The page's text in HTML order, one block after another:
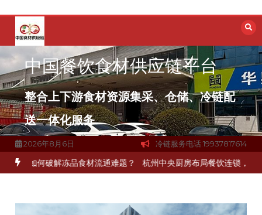
容
中国餐饮食材供应链平台
整合上下游食材资源集采、仓储、冷链配
送一体化服务
2026年8月6日 冷链服务电话:19937817614
何破解冻品食材流通难题？ 杭州中央厨房布局餐饮连锁，冷链配送如